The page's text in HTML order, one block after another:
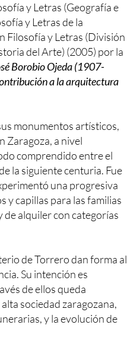
y Letras (Geografía e
y Letras de la
Filosofía y Letras (División
del Arte) (2005) por la
Borobio Ojeda (1907-
a la arquitectura
monumentos artísticos,
Zaragoza, a nivel
comprendido entre el
la siguiente centuria. Fue
una progresiva
y capillas para las familias
alquiler con categorías
de Torrero dan forma al
Su intención es
de ellos queda
sociedad zaragozana,
y la evolución de